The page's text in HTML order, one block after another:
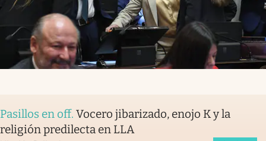
Pasillos en off. Vocero jibarizado, enojo K y la
religión predilecta en LLA